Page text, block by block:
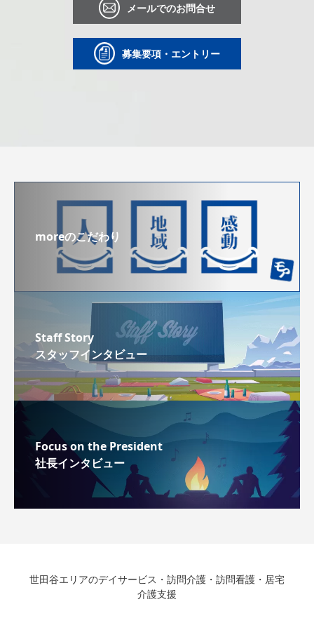
メールでのお問合せ
募集要項・エントリー
moreのこだわり
Staff Story
スタッフインタビュー
Focus on the President
社長インタビュー
世田谷エリアのデイサービス・訪問介護・訪問看護・居宅
介護支援